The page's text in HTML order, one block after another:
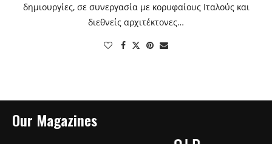
δημιουργίες, σε συνεργασία με κορυφαίους Ιταλούς και
διεθνείς αρχιτέκτονες…
Our Magazines